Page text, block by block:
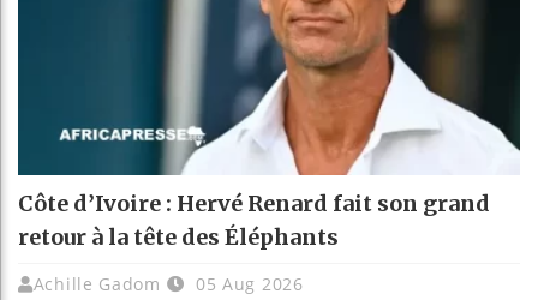
Côte d’Ivoire : Hervé Renard fait son grand
retour à la tête des Éléphants
Achille Gadom 05 Aug 2026